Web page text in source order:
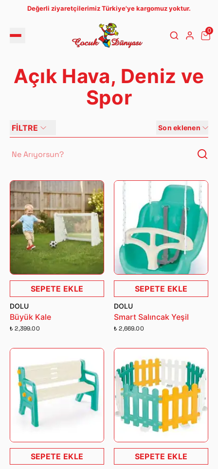
Değerli ziyaretçilerimiz Türkiye'ye kargomuz yoktur.
0
Açık Hava, Deniz ve
Spor
FİLTRE Son eklenen
SEPETE EKLE
DOLU
Büyük Kale
₺ 2,399.00
SEPETE EKLE
DOLU
Smart Salıncak Yeşil
₺ 2,669.00
SEPETE EKLE SEPETE EKLE